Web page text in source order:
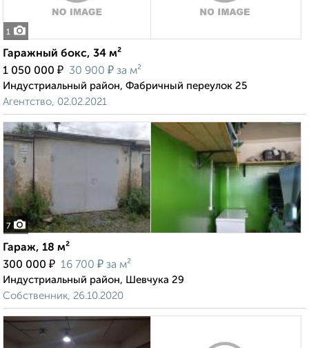
1
Гаражный бокс, 34 м²
1 050 000 ₽ 30 900 ₽ за м²
Индустриальный район, Фабричный переулок 25
Агентство, 02.02.2021
7
Гараж, 18 м²
300 000 ₽ 16 700 ₽ за м²
Индустриальный район, Шевчука 29
Собственник, 26.10.2020